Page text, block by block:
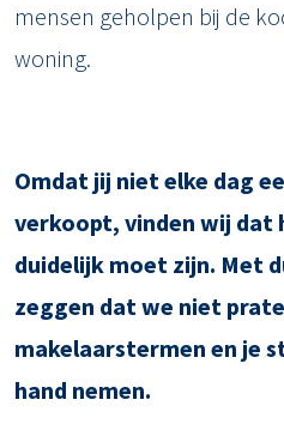
mensen geholpen bij de
woning.
Omdat jij niet elke dag
verkoopt, vinden wij dat
duidelijk moet zijn. Met
zeggen dat we niet
makelaarstermen en je
hand nemen.